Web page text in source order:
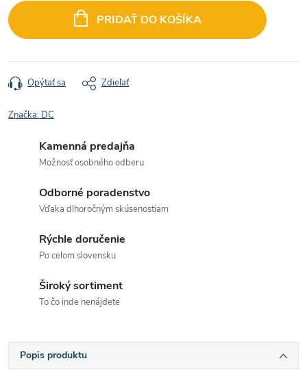
cena:
PRIDAŤ DO KOŠÍKA
Opýtať sa Zdieľať
Značka: DC
Kamenná predajňa
Možnosť osobného odberu
Odborné poradenstvo
Vďaka dlhoročným skúsenostiam
Rýchle doručenie
Po celom slovensku
Široký sortiment
To čo inde nenájdete
Popis produktu